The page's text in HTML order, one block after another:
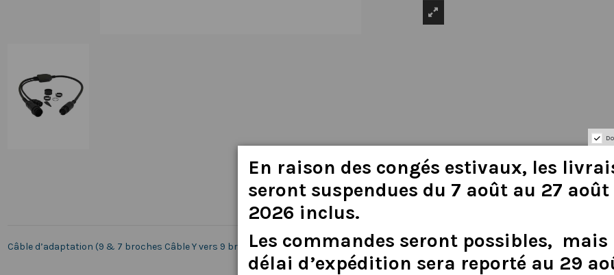
Câble d’adaptation (9 & 7 broches Câble Y vers 9 broches) sonde Downvision & Airmar AXIOM DV
En raison des congés estivaux, les
seront suspendues du 7 août au 27 août
2026 inclus.
Les commandes seront possibles, mais
délai d’expédition sera reporté au 29